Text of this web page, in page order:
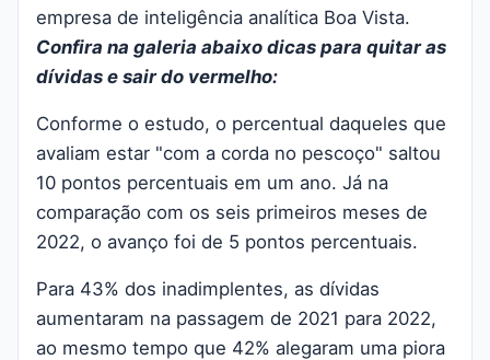
empresa de inteligência analítica Boa Vista.
Confira na galeria abaixo dicas para quitar as
dívidas e sair do vermelho:
Conforme o estudo, o percentual daqueles que
avaliam estar "com a corda no pescoço" saltou
10 pontos percentuais em um ano. Já na
comparação com os seis primeiros meses de
2022, o avanço foi de 5 pontos percentuais.
Para 43% dos inadimplentes, as dívidas
aumentaram na passagem de 2021 para 2022,
ao mesmo tempo que 42% alegaram uma piora